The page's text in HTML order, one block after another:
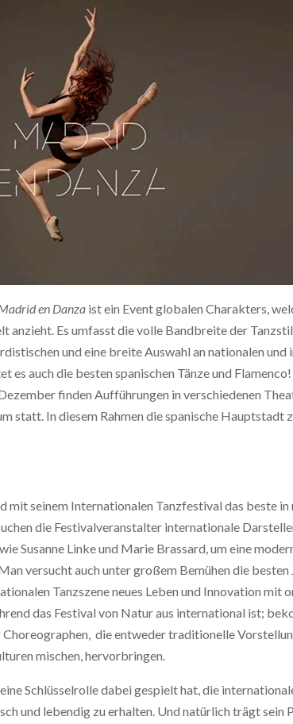
en Danza ist ein Event globalen Charakters,
anzieht. Es umfasst die volle Bandbreite der
und eine breite Auswahl an nationalen und
es auch die besten spanischen Tänze und
finden Aufführungen in verschiedenen
statt. In diesem Rahmen die spanische Hauptstadt
seinem Internationalen Tanzfestival das beste in
die Festivalveranstalter internationale
Susanne Linke und Marie Brassard, um eine
versucht auch unter großem Bemühen die besten
Tanzszene neues Leben und Innovation mit
das Festival von Natur aus international ist;
die entweder traditionelle
mischen, hervorbringen.
eine Schlüsselrolle dabei gespielt hat, die
und lebendig zu erhalten. Und natürlich trägt sein